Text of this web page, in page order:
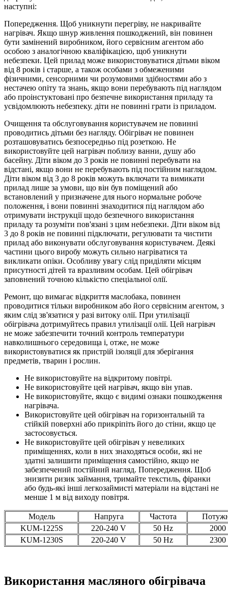
наступні:
Попередження. Щоб уникнути перегріву, не накривайте
нагрівач. Якщо шнур живлення пошкоджений, він повинен
бути замінений виробником, його сервісним агентом або
особою з аналогічною кваліфікацією, щоб уникнути
небезпеки. Цей прилад може використовуватися дітьми віком
від 8 років і старше, а також особами з обмеженими
фізичними, сенсорними чи розумовими здібностями або з
нестачею опіту та знань, якщо вони перебувають під наглядом
або проінстуктовані про безпечне використання приладу та
усвідомлюють небезпеку. діти не повинні грати із приладом.
Очищення та обслуговування користувачем не повинні
проводитись дітьми без нагляду. Обігрівач не повинен
розташовуватись безпосередньо під розеткою. Не
використовуйте цей нагрівач поблизу ванни, душу або
басейну. Діти віком до 3 років не повинні перебувати на
відстані, якщо вони не перебувають під постійним наглядом.
Діти віком від 3 до 8 років можуть включати та вимикати
прилад лише за умови, що він був поміщений або
встановлений у призначене для нього нормальне робоче
положення, і вони повинні знаходитися під наглядом або
отримувати інструкції щодо безпечного використання
приладу та розуміти пов'язані з цим небезпеки. Діти віком від
3 до 8 років не повинні підключати, регулювати та чистити
прилад або виконувати обслуговування користувачем. Деякі
частини цього виробу можуть сильно нагріватися та
викликати опіки. Особливу увагу слід приділяти місцям
присутності дітей та вразливим особам. Цей обігрівач
заповнений точною кількістю спеціальної олії.
Ремонт, що вимагає відкриття маслобака, повинен
проводитися тільки виробником або його сервісним агентом, з
яким слід зв'язатися у разі витоку олії. При утилізації
обігрівача дотримуйтесь правил утилізації олії. Цей нагрівач
не може забезпечити точний контроль температури
навколишнього середовища і, отже, не може
використовуватися як пристрій ізоляції для зберігання
предметів, тварин і рослин.
Не використовуйте на відкритому повітрі.
Не використовуйте цей нагрівач, якщо він упав.
Не використовуйте, якщо є видимі ознаки пошкодження
нагрівача.
Використовуйте цей обігрівач на горизонтальній та
стійкій поверхні або прикріпіть його до стіни, якщо це
застосовується.
Не використовуйте цей обігрівач у невеликих
приміщеннях, коли в них знаходяться особи, які не
здатні залишити приміщення самостійно, якщо не
забезпечений постійний нагляд. Попередження. Щоб
знизити ризик займання, тримайте текстиль, фіранки
або будь-які інші легкозаймисті матеріали на відстані не
менше 1 м від виходу повітря.
Модель Напруга Частота
KUM-1225S
220-240 V 50 Hz
2000
KUM-1230S
220-240 V 50 Hz 2300
Використання масляного обігрівача